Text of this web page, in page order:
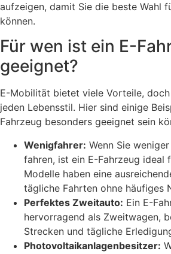
aufzeigen, damit Sie die beste Wahl
können.
Für wen ist ein E-
geeignet?
E-Mobilität bietet viele Vorteile,
jeden Lebensstil. Hier sind einige
Fahrzeug besonders geeignet sein
Wenigfahrer: Wenn Sie
fahren, ist ein E-Fahrzeug ideal
Modelle haben eine
tägliche Fahrten ohne häufiges
Perfektes Zweitauto: Ein E-
hervorragend als Zweitwagen,
Strecken und tägliche
Photovoltaikanlagenbesitzer: